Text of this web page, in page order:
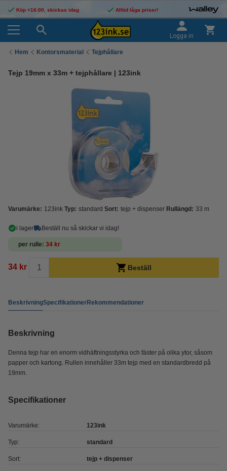
Köp <16:00, skickas idag Alltid låga priser!
Logga in
Hem Kontorsmaterial Tejphållare
Tejp 19mm x 33m + tejphållare | 123ink
Varumärke: 123ink Typ: standard Sort: tejp + dispenser Rullängd: 33 m
i lager Beställ nu så skickar vi idag!
per rulle 34 kr
34 kr Beställ
BeskrivningSpecifikationerRekommendationer
Beskrivning
Denna tejp har en enorm vidhäftningsstyrka och fäster på olika ytor, såsom
papper och kartong. Rullen innehåller 33m tejp med en standardbredd på
19mm.
Specifikationer
Varumärke: 123ink
Typ: standard
Sort: tejp + dispenser